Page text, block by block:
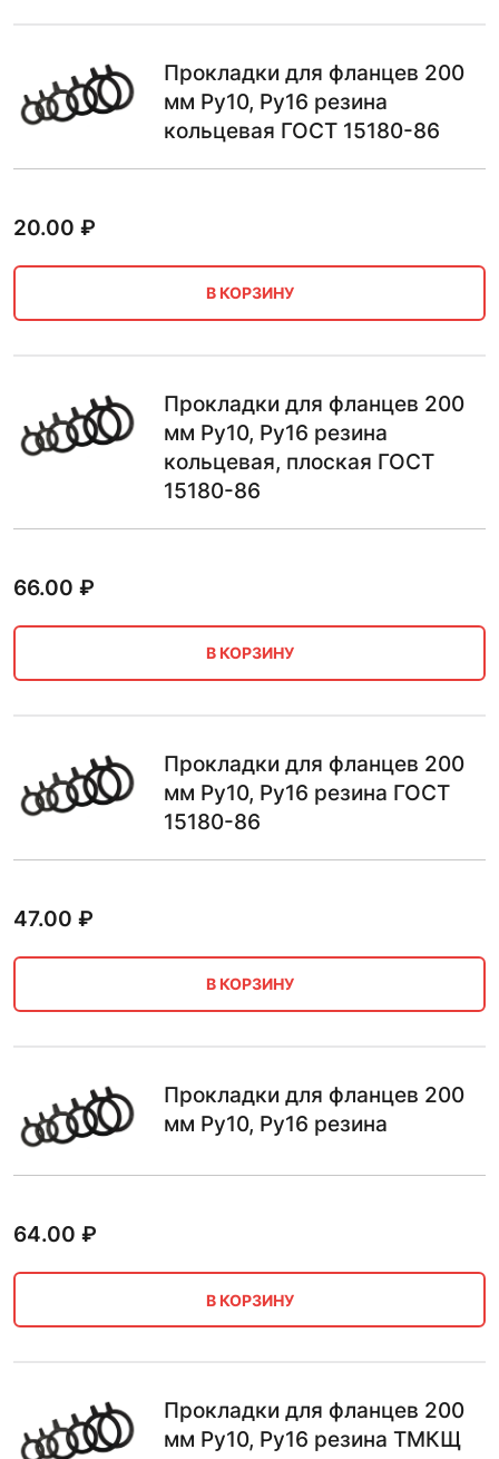
Прокладки для фланцев 200
мм Ру10, Ру16 резина
кольцевая ГОСТ 15180-86
20.00 ₽
В КОРЗИНУ
Прокладки для фланцев 200
мм Ру10, Ру16 резина
кольцевая, плоская ГОСТ
15180-86
66.00 ₽
В КОРЗИНУ
Прокладки для фланцев 200
мм Ру10, Ру16 резина ГОСТ
15180-86
47.00 ₽
В КОРЗИНУ
Прокладки для фланцев 200
мм Ру10, Ру16 резина
64.00 ₽
В КОРЗИНУ
Прокладки для фланцев 200
мм Ру10, Ру16 резина ТМКЩ